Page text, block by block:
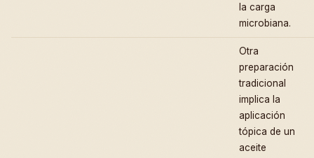
la carga
microbiana.
Otra
preparación
tradicional
implica la
aplicación
tópica de un
aceite